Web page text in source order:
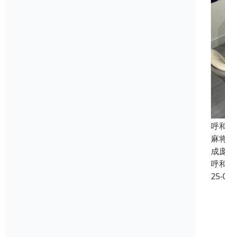
呼
麻
成
呼
25-